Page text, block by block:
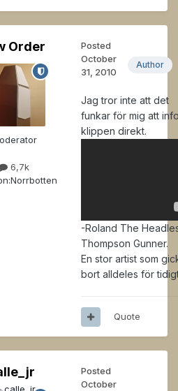
Order
6,7k
Norrbotten
Author
Posted
October
31, 2010
Jag tror inte att det
funkar för mig att
klippen direkt.
-Roland The
Thompson Gunner.
En stor artist som
bort alldeles för
Quote
Posted
October